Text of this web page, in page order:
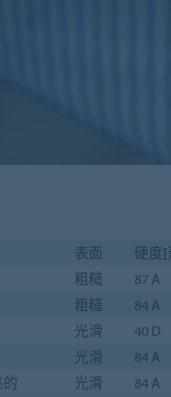
表面 硬度[
粗糙 87 A
粗糙 84 A
光滑 40 D
光滑 84 A
光滑 84 A